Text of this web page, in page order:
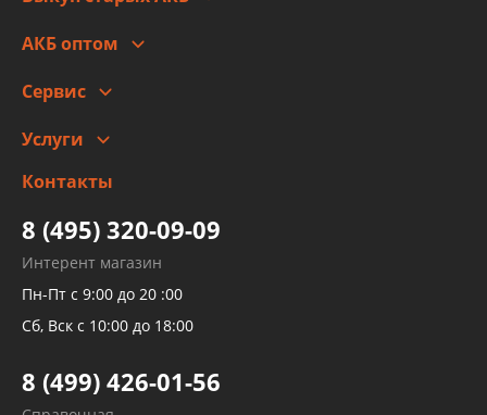
Оплата
Гарантии и возврат
АКБ оптом
Сервис
Заправка кондиционера авто
Детейлинг
Услуги
высокого давления
Тормозных трубок
Рукавов гидроусилителей
Рукавов компрессоров и турбин
Трубок кондиционеров
Развертка пайка медных стальных
Контакты
8 (495) 320-09-09
Интерент магазин
Пн-Пт с 9:00 до 20 :00
Сб, Вск с 10:00 до 18:00
8 (499) 426-01-56